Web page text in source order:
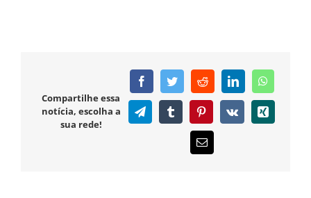
Compartilhe essa
notícia, escolha a
sua rede!
FacebookTwitterRedditLinkedIn
TelegramTumblr PinterestVk Xing
E-
mail